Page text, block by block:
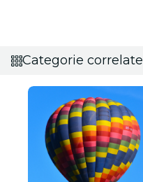
Categorie correlate